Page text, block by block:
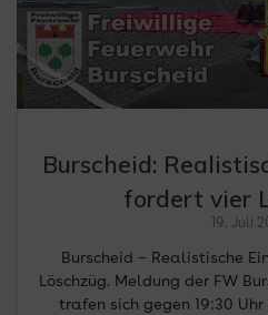
Burscheid:
fordert vier
19. Juli
Burscheid – Realistische
Löschzüg. Meldung der FW
trafen sich gegen 19:30